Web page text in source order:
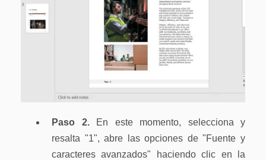
Plantillas de PDF gratuitas
Edita y personaliza plantillas gratuitas.
Descuento educativo
Centro de descargas
Descarga las herramientas de PDF.
Actualización
Paso 2.En este momento, selecciona y
resalta "1", abre las opciones de "Fuente y
caracteres avanzados" haciendo clic en la